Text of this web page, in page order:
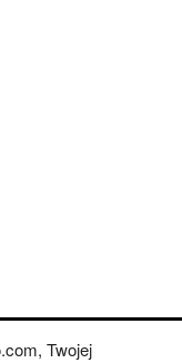
Twojej